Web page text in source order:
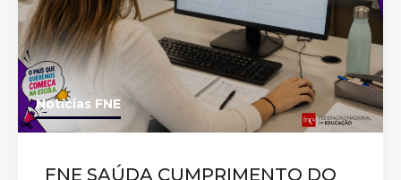
Notícias FNE
FNE SAÚDA CUMPRIMENTO DO